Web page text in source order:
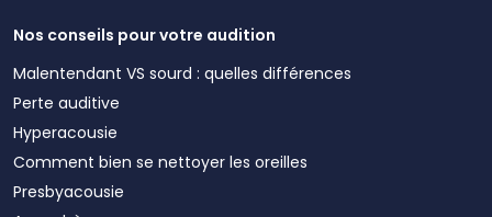
Nos conseils pour votre audition
Malentendant VS sourd : quelles différences
Perte auditive
Hyperacousie
Comment bien se nettoyer les oreilles
Presbyacousie